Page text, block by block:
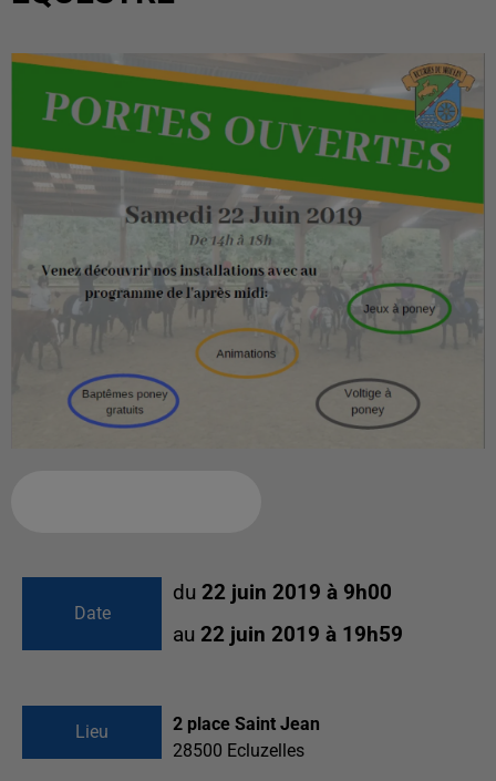
Date
du 22 juin 2019 à 9h00
au 22 juin 2019 à 19h59
Lieu
2 place Saint Jean
28500 Ecluzelles